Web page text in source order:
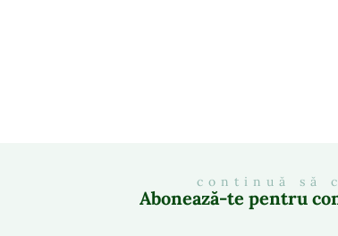
continuă să
Abonează-te pentru